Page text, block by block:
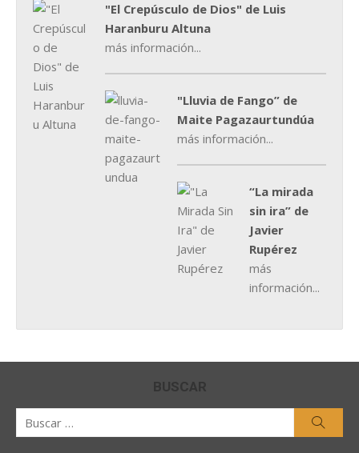
"El Crepúsculo de Dios" de Luis
Haranburu Altuna
más información...
"Lluvia de Fango” de
Maite Pagazaurtundúa
más información...
“La mirada
sin ira” de
Javier
Rupérez
más
información...
BUSCAR